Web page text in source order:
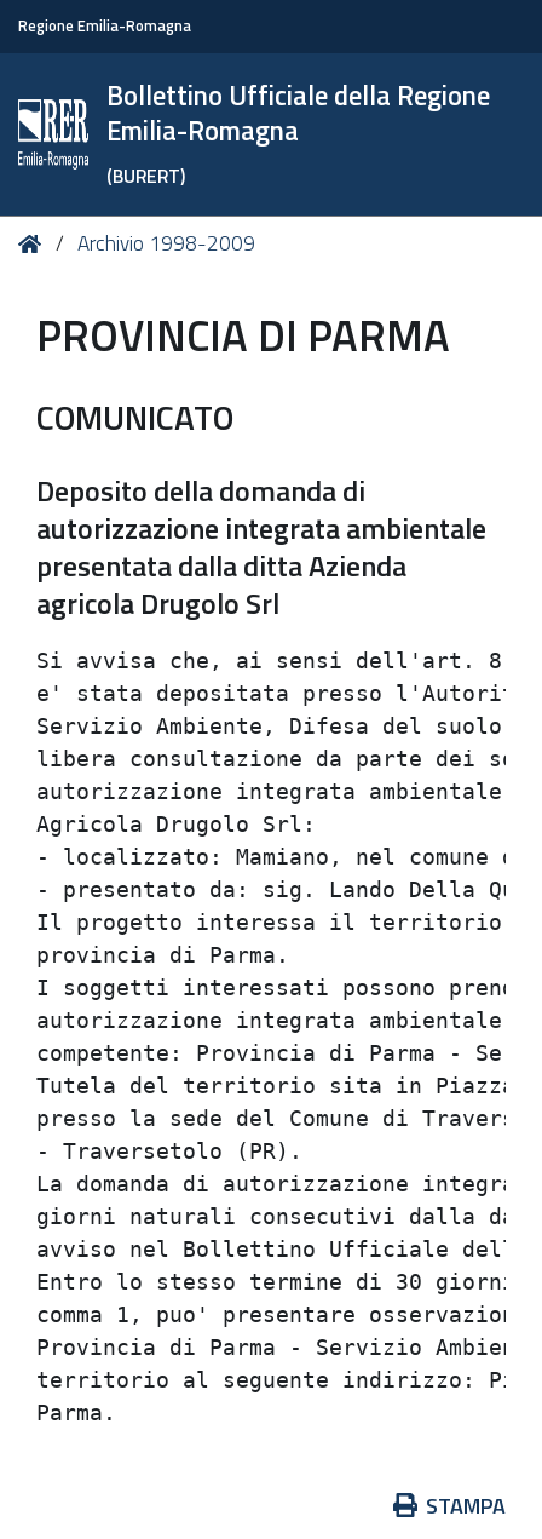
Regione Emilia-Romagna
Bollettino Ufficiale della Regione
Emilia-Romagna
(BURERT)
Tu HomeArchivio 1998-2009
PROVINCIA DI PARMA
COMUNICATO
Deposito della domanda di
autorizzazione integrata ambientale
presentata dalla ditta Azienda
agricola Drugolo Srl
Si avvisa che, ai sensi dell'art. 8
e' stata depositata presso l'Autorita'
Servizio Ambiente, Difesa del
libera consultazione da parte dei
autorizzazione integrata ambientale
Agricola Drugolo Srl:
- localizzato: Mamiano, nel comune di
- presentato da: sig. Lando Della
Il progetto interessa il territorio del
provincia di Parma.
I soggetti interessati possono
autorizzazione integrata ambientale
competente: Provincia di Parma -
Tutela del territorio sita in Piazzale
presso la sede del Comune di
- Traversetolo (PR).
La domanda di autorizzazione
giorni naturali consecutivi dalla
avviso nel Bollettino Ufficiale della
Entro lo stesso termine di 30
comma 1, puo' presentare
Provincia di Parma - Servizio
territorio al seguente indirizzo:
STAMPA